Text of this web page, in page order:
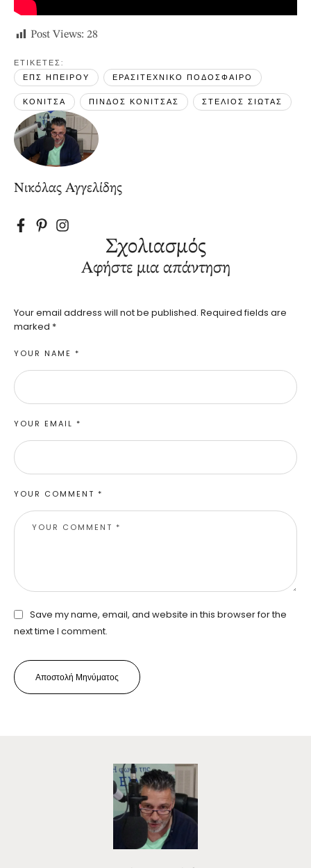
Post Views: 28
ΕΤΙΚΕΤΕΣ:
ΕΠΣ ΗΠΕΙΡΟΥ
ΕΡΑΣΙΤΕΧΝΙΚΟ ΠΟΔΟΣΦΑΙΡΟ
ΚΟΝΙΤΣΑ ΠΙΝΔΟΣ ΚΟΝΙΤΣΑΣ ΣΤΕΛΙΟΣ ΣΙΩΤΑΣ
Νικόλας Αγγελίδης
Σχολιασμός
Αφήστε μια απάντηση
Your email address will not be published. Required fields are
marked *
YOUR COMMENT *
YOUR NAME *
YOUR EMAIL *
Save my name, email, and website in this browser for the
next time I comment.
Αποστολή Μηνύματος